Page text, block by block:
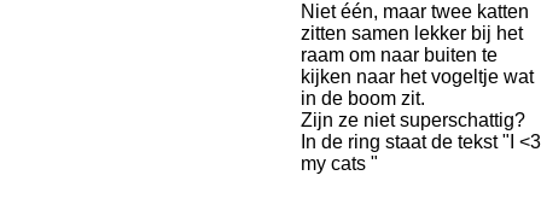
Niet één, maar twee katten
zitten samen lekker bij het
raam om naar buiten te
kijken naar het vogeltje wat
in de boom zit.
Zijn ze niet superschattig?
In de ring staat de tekst "I <3
my cats "